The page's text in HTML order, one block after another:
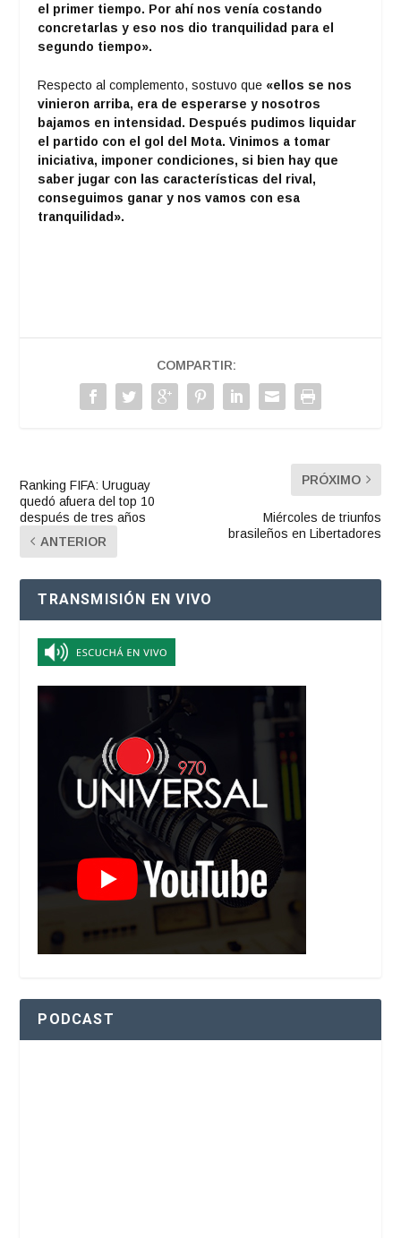
el primer tiempo. Por ahí nos venía costando
concretarlas y eso nos dio tranquilidad para el
segundo tiempo».
Respecto al complemento, sostuvo que «ellos se nos
vinieron arriba, era de esperarse y nosotros
bajamos en intensidad. Después pudimos liquidar
el partido con el gol del Mota. Vinimos a tomar
iniciativa, imponer condiciones, si bien hay que
saber jugar con las características del rival,
conseguimos ganar y nos vamos con esa
tranquilidad».
COMPARTIR:
Ranking FIFA: Uruguay
quedó afuera del top 10
después de tres años
ANTERIOR
PRÓXIMO
Miércoles de triunfos
brasileños en Libertadores
TRANSMISIÓN EN VIVO
PODCAST